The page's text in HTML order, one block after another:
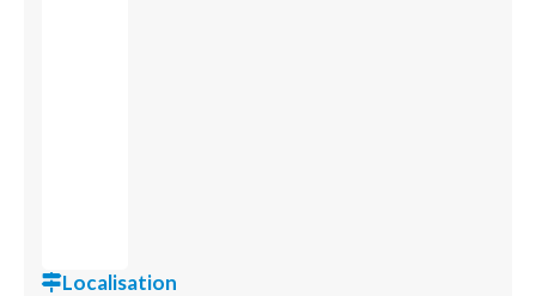
Localisation